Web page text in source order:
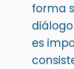
forma
es